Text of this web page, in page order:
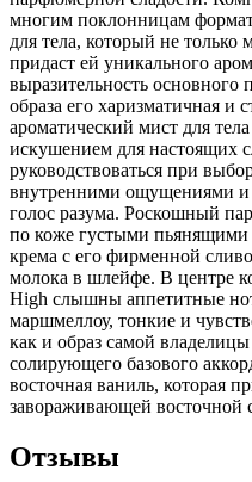
многим поклонницам
для тела, который не
придаст ей уникального
выразительность основного
образа его харизматичная и
ароматический мист для
искушением для настоящих
руководствоваться при
внутренними ощущениями
голос разума. Роскошный
по коже густыми пьянящими
крема с его фирменной
молока в шлейфе. В центре
High слышны аппетитные
маршмеллоу, тонкие и
как и образ самой
солирующего базового
восточная ваниль, которая
завораживающей восточной
Отзывы